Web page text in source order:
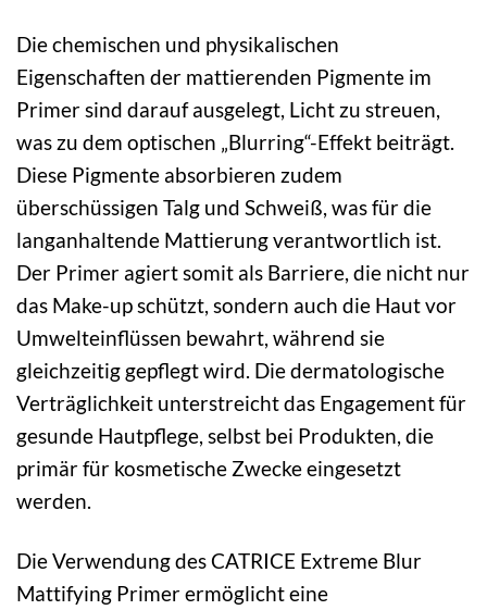
Die chemischen und physikalischen
Eigenschaften der mattierenden Pigmente im
Primer sind darauf ausgelegt, Licht zu streuen,
was zu dem optischen „Blurring“-Effekt beiträgt.
Diese Pigmente absorbieren zudem
überschüssigen Talg und Schweiß, was für die
langanhaltende Mattierung verantwortlich ist.
Der Primer agiert somit als Barriere, die nicht nur
das Make-up schützt, sondern auch die Haut vor
Umwelteinflüssen bewahrt, während sie
gleichzeitig gepflegt wird. Die dermatologische
Verträglichkeit unterstreicht das Engagement für
gesunde Hautpflege, selbst bei Produkten, die
primär für kosmetische Zwecke eingesetzt
werden.
Die Verwendung des CATRICE Extreme Blur
Mattifying Primer ermöglicht eine